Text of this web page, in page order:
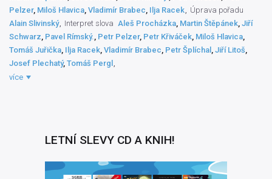
Pelzer, Miloš Hlavica, Vladimír Brabec, Ilja Racek
Úprava pořadu
Alain Slivinský
Interpret slova Aleš Procházka, Martin Štěpánek, Jiří
Schwarz, Pavel Rímský., Petr Pelzer, Petr Křiváček, Miloš Hlavica,
Tomáš Juřička, Ilja Racek, Vladimír Brabec, Petr Šplíchal , Jiří Litoš,
Josef Plechatý, Tomáš Pergl
Zvukový mistr
více
LETNÍ SLEVY CD A KNIH!